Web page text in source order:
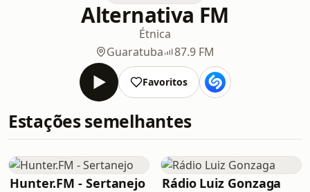
Alternativa FM
Étnica
Guaratuba
87.9 FM
Favoritos
Estações semelhantes
Hunter.FM - Sertanejo Rádio Luiz Gonzaga